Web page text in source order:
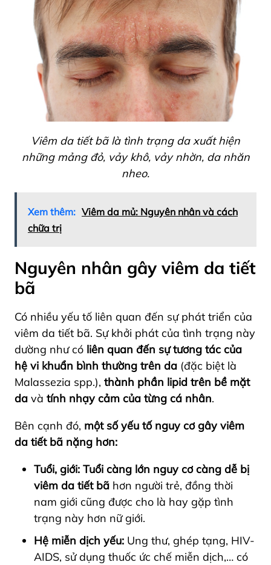
Viêm da tiết bã là tình trạng da xuất hiện
những mảng đỏ, vảy khô, vảy nhờn, da nhăn
nheo.
Xem thêm: Viêm da mủ: Nguyên nhân và cách
chữa trị
Nguyên nhân gây viêm da tiết
bã
Có nhiều yếu tố liên quan đến sự phát triển của
viêm da tiết bã. Sự khởi phát của tình trạng này
dường như có liên quan đến sự tương tác của
hệ vi khuẩn bình thường trên da (đặc biệt là
Malassezia spp.), thành phần lipid trên bề mặt
da và tính nhạy cảm của từng cá nhân.
Bên cạnh đó, một số yếu tố nguy cơ gây viêm
da tiết bã nặng hơn:
Tuổi, giới: Tuổi càng lớn nguy cơ càng dễ bị
viêm da tiết bã hơn người trẻ, đồng thời
nam giới cũng được cho là hay gặp tình
trạng này hơn nữ giới.
Hệ miễn dịch yếu: Ung thư, ghép tạng, HIV-
AIDS, sử dụng thuốc ức chế miễn dịch,… có